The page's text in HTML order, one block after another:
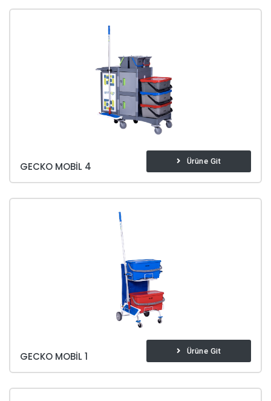
GECKO MOBIL 4 Ürüne Git
GECKO MOBIL 1 Ürüne Git